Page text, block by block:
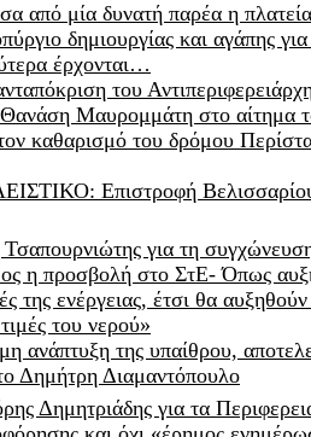
από μία δυνατή παρέα η
δημιουργίας και αγάπης
έρχονται…
του
Μαυρομμάτη στο αίτημα
καθαρισμό του δρόμου
Επιστροφή
Τσαπουρνιώτης για τη
η προσβολή στο ΣτΕ- Όπως
της ενέργειας, έτσι θα
του νερού»
ανάπτυξη της υπαίθρου,
Δημήτρη Διαμαντόπουλο
Δημητριάδης για τα